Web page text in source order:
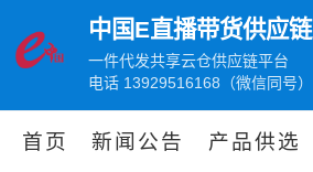
中国E直播带货供应链
一件代发共享云仓供应链平台
电话 13929516168（微信同号）
首页 新闻公告 产品供选